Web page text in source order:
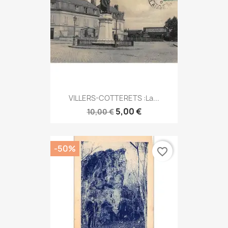
VILLERS-COTTERETS :la...
10,00 € 5,00 €
-50% favorite_border